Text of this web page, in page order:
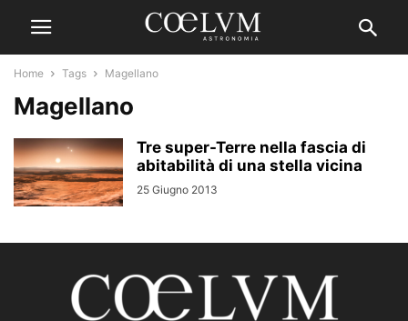
Home Tags Magellano
Magellano
Tre super-Terre nella fascia di
abitabilità di una stella vicina
25 Giugno 2013